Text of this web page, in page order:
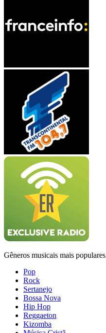
Gêneros musicais mais populares
Pop
Rock
Sertanejo
Bossa Nova
Hip Hop
Reggaeton
Kizomba